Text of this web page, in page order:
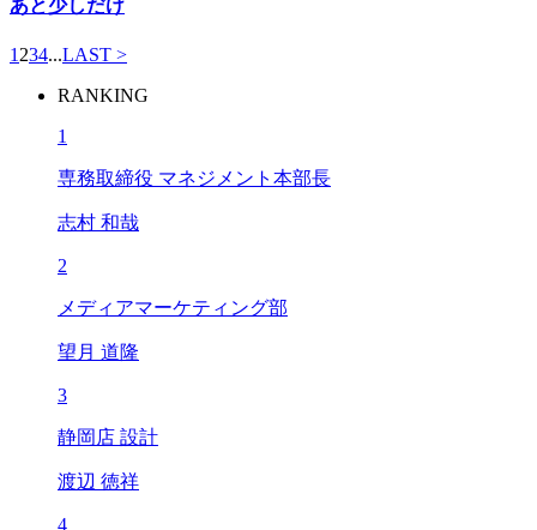
あと少しだけ
1 234...LAST >
RANKING
1
専務取締役 マネジメント本部長
志村 和哉
2
メディアマーケティング部
望月 道隆
3
静岡店 設計
渡辺 徳祥
4